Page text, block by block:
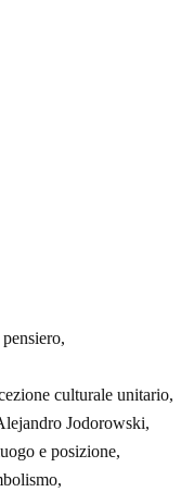
culturale unitario,
Jodorowski,
e posizione,